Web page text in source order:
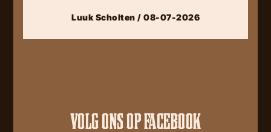
Luuk Scholten / 08-07-2026
VOLG ONS OP FACEBOOK